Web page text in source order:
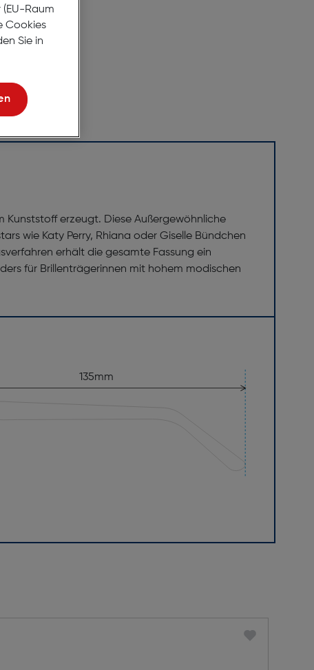
erzeugt. Diese Außergewöhnliche
wie Katy Perry, Rhiana oder Giselle Bündchen
erhält die gesamte Fassung ein
für Brillenträgerinnen mit hohem modischen
135mm
Raum
Cookies
Sie in